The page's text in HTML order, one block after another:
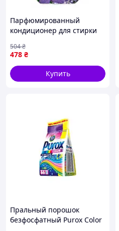
Парфюмированный
кондиционер для стирки
87 стирок
478 ₴
504₴
Купить
Пральный порошок
безфосфатный Purox Color